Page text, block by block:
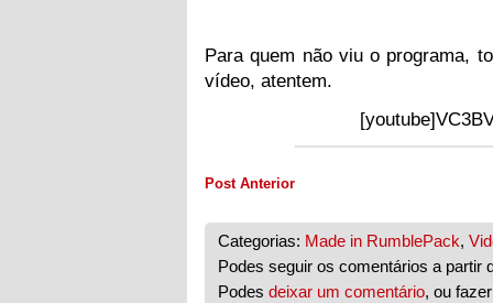
Para quem não viu o programa,
vídeo, atentem.
Post Anterior
Categorias: Made in RumblePack,
Podes seguir os comentários a partir
Podes deixar um comentário, ou